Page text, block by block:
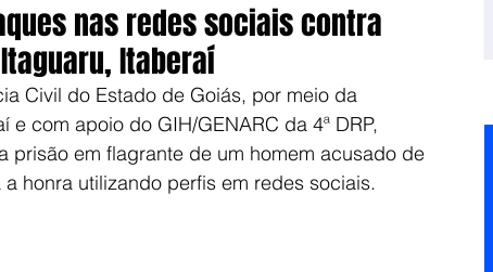
nas redes sociais contra
Itaberaí
Civil do Estado de Goiás, por meio da
com apoio do GIH/GENARC da 4ª DRP,
prisão em flagrante de um homem acusado de
honra utilizando perfis em redes sociais.